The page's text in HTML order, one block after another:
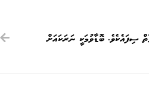
ސިފައެކެވެ. ބޮޑާވުމަކީ ނަރަކައަށް